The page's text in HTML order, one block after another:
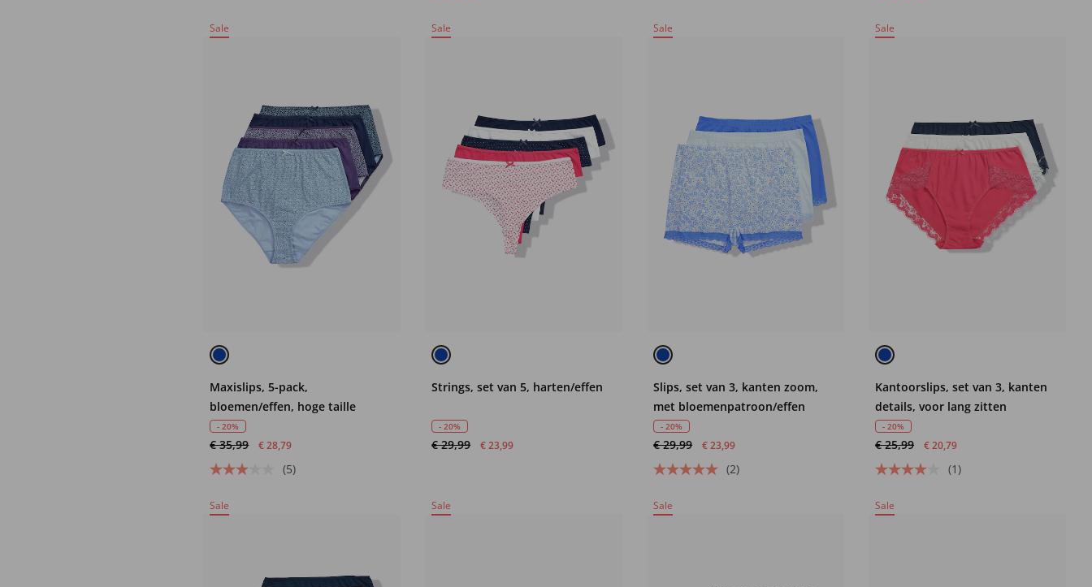
Sale
Maxislips, 5-pack,
bloemen/effen, hoge taille
- 20%
€ 35,99 € 28,79
(5)
Sale
Strings, set van 5, harten/effen
- 20%
€ 29,99 € 23,99
Sale
Slips, set van 3, kanten zoom,
met bloemenpatroon/effen
- 20%
€ 29,99 € 23,99
(2)
Sale
Kantoorslips, set van 3, kanten
details, voor lang zitten
- 20%
€ 25,99 € 20,79
(1)
Sale Sale Sale Sale